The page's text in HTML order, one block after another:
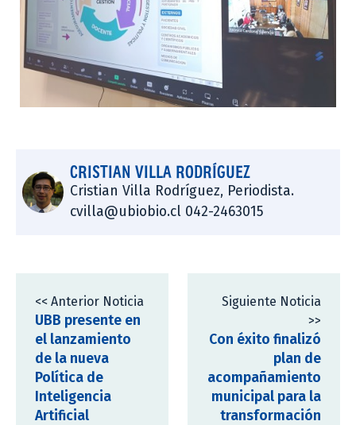
CRISTIAN VILLA RODRÍGUEZ
Cristian Villa Rodríguez, Periodista.
cvilla@ubiobio.cl 042-2463015
<< Anterior Noticia
UBB presente en
el lanzamiento
de la nueva
Política de
Inteligencia
Artificial
Siguiente Noticia
>>
Con éxito finalizó
plan de
acompañamiento
municipal para la
transformación